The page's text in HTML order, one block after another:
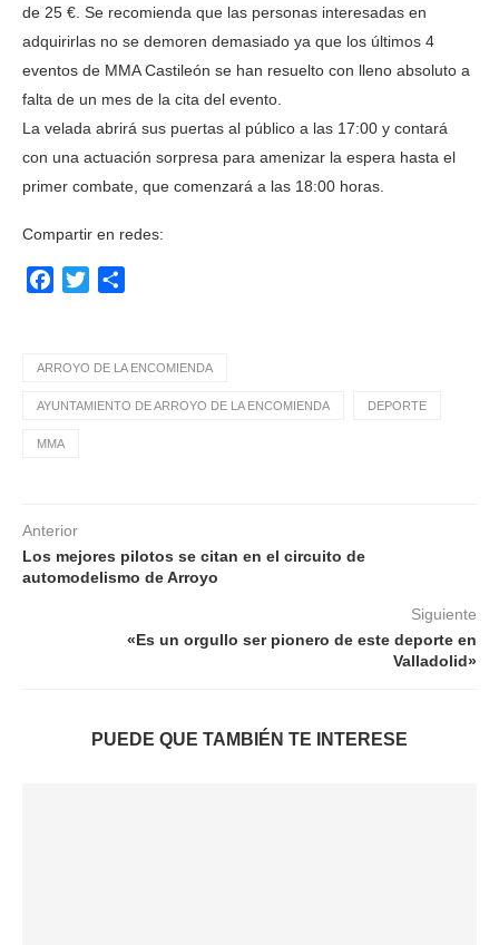
de 25 €. Se recomienda que las personas interesadas en
adquirirlas no se demoren demasiado ya que los últimos 4
eventos de MMA Castileón se han resuelto con lleno absoluto a
falta de un mes de la cita del evento.
La velada abrirá sus puertas al público a las 17:00 y contará
con una actuación sorpresa para amenizar la espera hasta el
primer combate, que comenzará a las 18:00 horas.
Compartir en redes:
Facebook
Twitter
ARROYO DE LA ENCOMIENDA
AYUNTAMIENTO DE ARROYO DE LA ENCOMIENDA DEPORTE
MMA
Anterior
Los mejores pilotos se citan en el circuito de
automodelismo de Arroyo
Siguiente
«Es un orgullo ser pionero de este deporte en
Valladolid»
PUEDE QUE TAMBIÉN TE INTERESE